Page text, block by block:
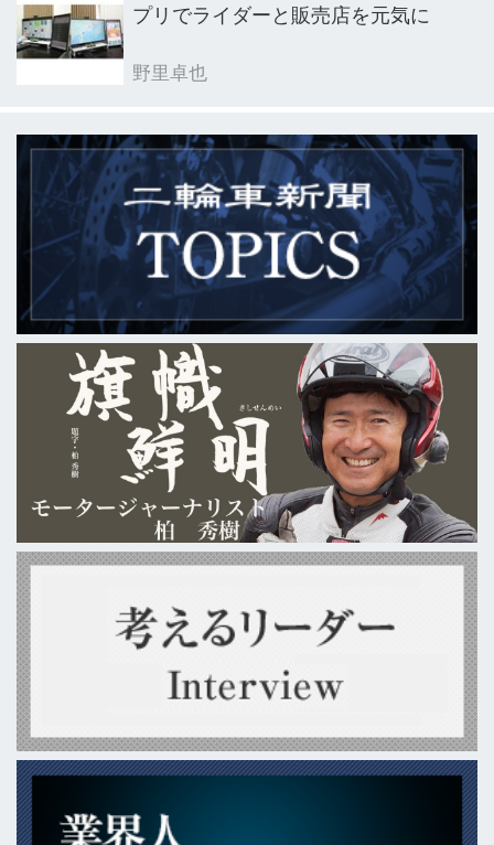
プリでライダーと販売店を元気に
野里卓也